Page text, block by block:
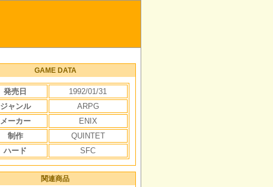
GAME DATA
発売日
1992/01/31
ジャンル
ARPG
メーカー
ENIX
制作
QUINTET
ハード
SFC
関連商品